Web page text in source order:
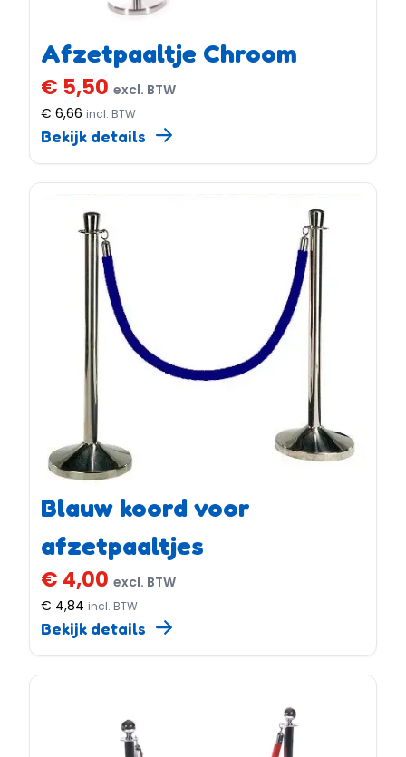
Afzetpaaltje Chroom
€ 5,50 excl. BTW
€ 6,66 incl. BTW
Bekijk details
Blauw koord voor
afzetpaaltjes
€ 4,00 excl. BTW
€ 4,84 incl. BTW
Bekijk details